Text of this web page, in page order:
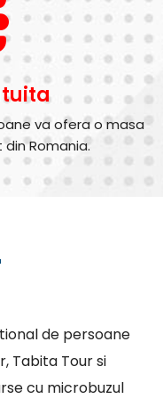
va ofera o masa
Romania.
de persoane
Tabita Tour si
cu microbuzul